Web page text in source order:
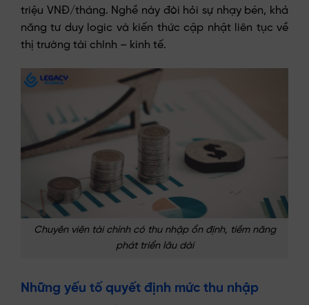
triệu VNĐ/tháng. Nghề này đòi hỏi sự nhạy bén, khả
năng tư duy logic và kiến thức cập nhật liên tục về
thị trường tài chính – kinh tế.
Chuyên viên tài chính có thu nhập ổn định, tiềm năng
phát triển lâu dài
Những yếu tố quyết định mức thu nhập